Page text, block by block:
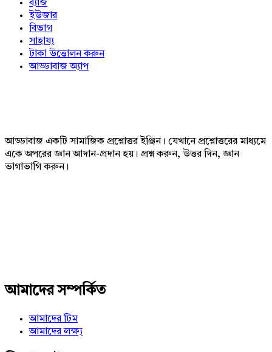
ব্যাজ
ইউজার
বিভাগ
সাহায্য
টাকা উত্তোলন করুন
আড্ডাবাজ অ্যাপ
আড্ডাবাজ একটি সামাজিক প্রশ্নোত্তর ইঞ্জিন। যেখানে প্রশ্নোত্তরের মাধ্যমে
একে অপরের জ্ঞান আদান-প্রদান হয়। প্রশ্ন করুন, উত্তর দিন, জ্ঞান
ভাগাভাগি করুন।
আমাদের সম্পর্কিত
আমাদের টিম
আমাদের লক্ষ্য